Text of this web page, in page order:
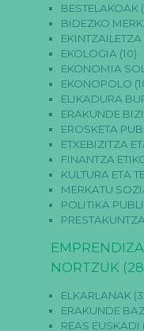
BESTELAKOAK
BIDEZKO
EKINTZAILETZA
EKOLOGIA (10)
EKONOMIA
EKONOPOLO
ELIKADURA
ERAKUNDE
EROSKETA
ETXEBIZITZA
FINANTZA
KULTURA ETA
MERKATU
POLITIKA
NORTZUK
ELKARLANAK
ERAKUNDE
REAS EUSKADI